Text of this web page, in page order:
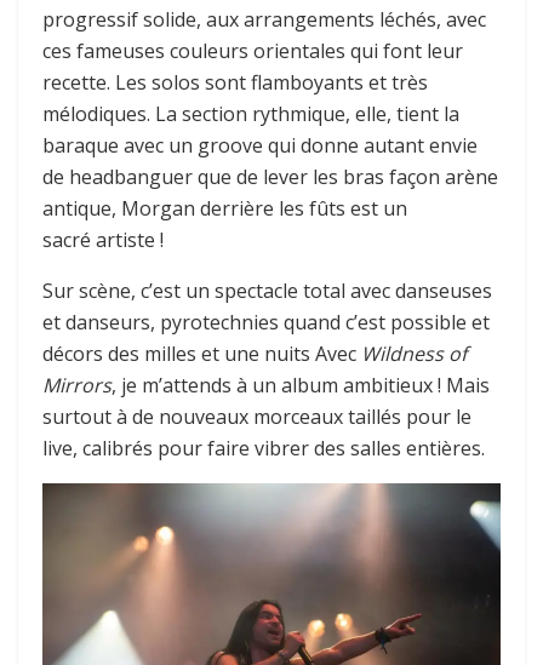
progressif solide, aux arrangements léchés, avec
ces fameuses couleurs orientales qui font leur
recette. Les solos sont flamboyants et très
mélodiques. La section rythmique, elle, tient la
baraque avec un groove qui donne autant envie
de headbanguer que de lever les bras façon arène
antique, Morgan derrière les fûts est un
sacré artiste !
Sur scène, c’est un spectacle total avec danseuses
et danseurs, pyrotechnies quand c’est possible et
décors des milles et une nuits Avec Wildness of
Mirrors, je m’attends à un album ambitieux ! Mais
surtout à de nouveaux morceaux taillés pour le
live, calibrés pour faire vibrer des salles entières.